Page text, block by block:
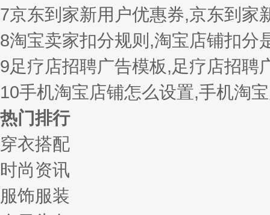
7京东到家新用户优惠券,京东到家
8淘宝卖家扣分规则,淘宝店铺扣分
9足疗店招聘广告模板,足疗店招聘
10手机淘宝店铺怎么设置,手机淘
热门排行
穿衣搭配
时尚资讯
服饰服装